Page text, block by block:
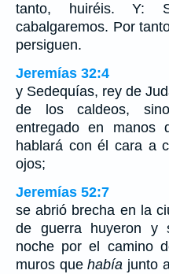
tanto, huiréis. Y:
cabalgaremos. Por
persiguen.
Jeremías 32:4
y Sedequías, rey de
de los caldeos,
entregado en manos
hablará con él cara a
ojos;
Jeremías 52:7
se abrió brecha en la
de guerra huyeron y
noche por el camino
muros quehabía junto